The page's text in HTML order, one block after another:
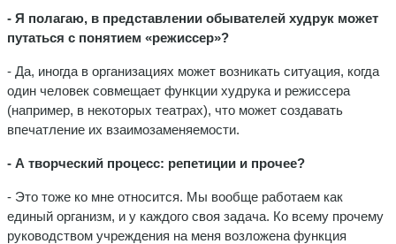
- Я полагаю, в представлении обывателей худрук может
путаться с понятием «режиссер»?
- Да, иногда в организациях может возникать ситуация, когда
один человек совмещает функции худрука и режиссера
(например, в некоторых театрах), что может создавать
впечатление их взаимозаменяемости.
- А творческий процесс: репетиции и прочее?
- Это тоже ко мне относится. Мы вообще работаем как
единый организм, и у каждого своя задача. Ко всему прочему
руководством учреждения на меня возложена функция